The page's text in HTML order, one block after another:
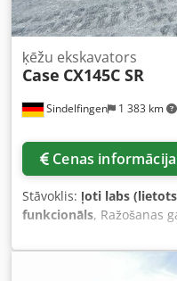
Sindelfingen 1 383 km
ķēžu ekskavators
Case CX145C SR
Cenas informācija
Stāvoklis: ļoti labs
funkcionāls, Ražošanas
, * 11 500
Credpfoy Rm H Ejx Akref
* hidrauliskais ātrās